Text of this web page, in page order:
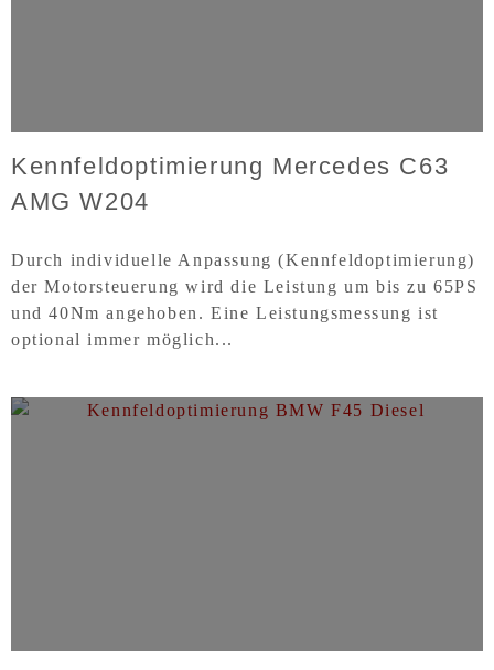
Kennfeldoptimierung Mercedes C63
AMG W204
Durch individuelle Anpassung (Kennfeldoptimierung)
der Motorsteuerung wird die Leistung um bis zu 65PS
und 40Nm angehoben. Eine Leistungsmessung ist
optional immer möglich...